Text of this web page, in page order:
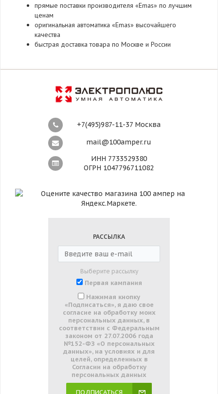
прямые поставки производителя «Emas» по лучшим
ценам
оригинальная автоматика «Emas» высочайшего
качества
быстрая доставка товара по Москве и России
+7(495)987-11-37 Москва
mail@100amper.ru
ИНН 7733529380
ОГРН 1047796711082
РАССЫЛКА
Выберите рассылку
Первая кампания
Нажимая кнопку
«Подписаться», я даю свое
согласие на обработку моих
персональных данных, в
соответствии с Федеральным
законом от 27.07.2006 года
№152-ФЗ «О персональных
данных», на условиях и для
целей, определенных в
Согласии на обработку
персональных данных